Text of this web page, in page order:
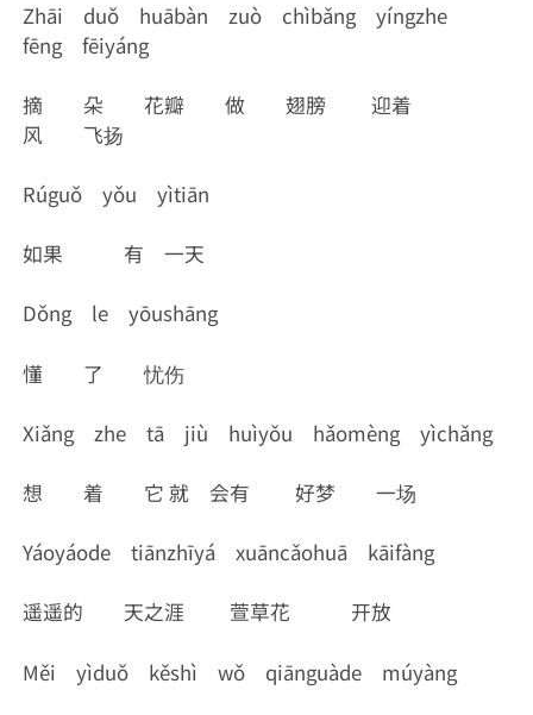
Zhāi duǒ huābàn zuò chìbǎng yíngzhe
fēng fēiyáng
摘 朵 花瓣 做 翅膀 迎着
风 飞扬
Rúguǒ yǒu yìtiān
如果 有 一天
Dǒng le yōushāng
懂 了 忧伤
Xiǎng zhe tā jiù huìyǒu hǎomèng yìchǎng
想 着 它 就 会有 好梦 一场
Yáoyáode tiānzhīyá xuāncǎohuā kāifàng
遥遥的 天之涯 萱草花 开放
Měi yìduǒ kěshì wǒ qiānguàde múyàng